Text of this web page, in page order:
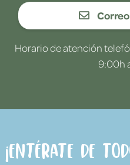
Horario de atención
9:00h
¡Entérate de